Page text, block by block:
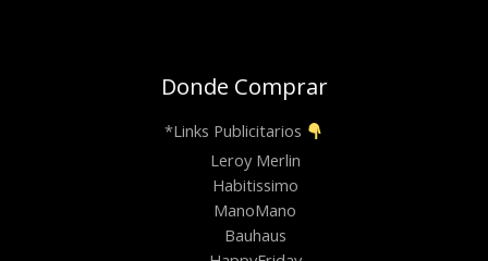
Donde Comprar
*Links Publicitarios
Leroy Merlin
Habitissimo
ManoMano
Bauhaus